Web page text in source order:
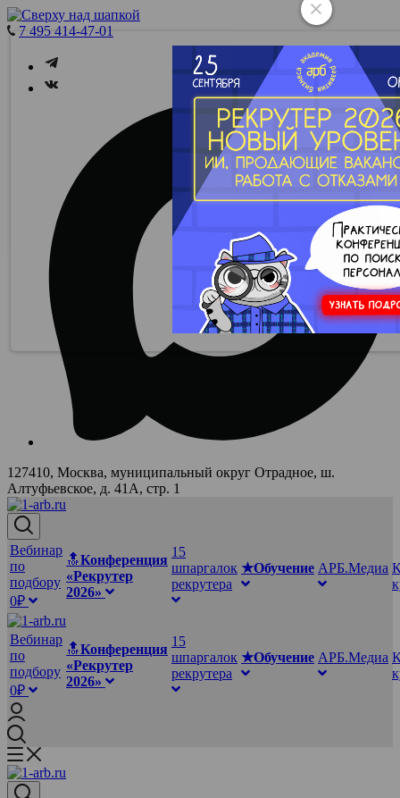
7 495 414-47-01
127410, Москва, муниципальный округ Отрадное, ш.
Алтуфьевское, д. 41А, стр. 1
Вебинар
по
подбору
0₽
🔝Конференция
«Рекрутер
2026»
15
шпаргалок
рекрутера
★Обучение АРБ.Медиа
Вебинар
по
подбору
0₽
🔝Конференция
«Рекрутер
2026»
15
шпаргалок
рекрутера
★Обучение АРБ.Медиа